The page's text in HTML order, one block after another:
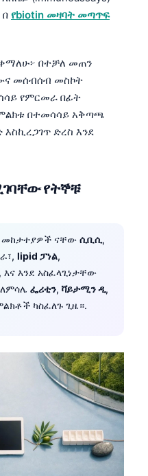
የbiotin መዛባት መጣጥፍ
በተቻለ መጠን
መሰብሰብ መስኮት
የምርመራ በፊት
በተመሳሳይ አቅጣጫ
ድረስ እንደ
የትኞቹ
መከታተያዎች ናቸው ሲቢሲ,
lipid ፓነል,
, እና እንደ አስፈላጊነታቸው
ፌሪቲን,ቫይታሚን ዲ,
ካስፈለጉ ጊዜ።.